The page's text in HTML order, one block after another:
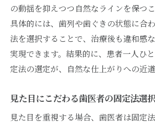
の動揺を抑えつつ自然なラインを保つこ
具体的には、歯列や歯ぐきの状態に合
法を選択することで、治療後も違和感
実現できます。結果的に、患者一人ひ
定法の選定が、自然な仕上がりへの近道
見た目にこだわる歯医者の固定法選
見た目を重視する場合、歯医者は固定